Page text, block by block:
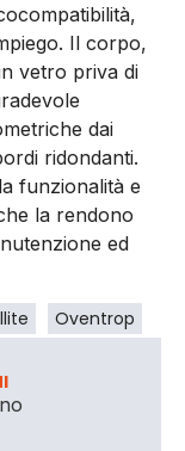
Il corpo,
vetro priva di
dai
ridondanti.
funzionalità e
la rendono
ed
Oventrop